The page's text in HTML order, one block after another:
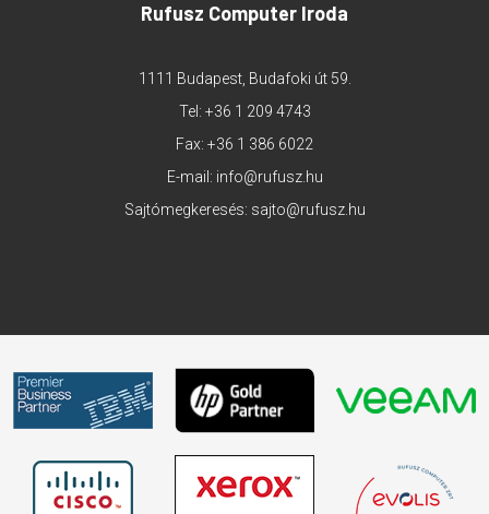
Rufusz Computer Iroda
1111 Budapest, Budafoki út 59.
Tel: +36 1 209 4743
Fax: +36 1 386 6022
E-mail: info@rufusz.hu
Sajtómegkeresés: sajto@rufusz.hu